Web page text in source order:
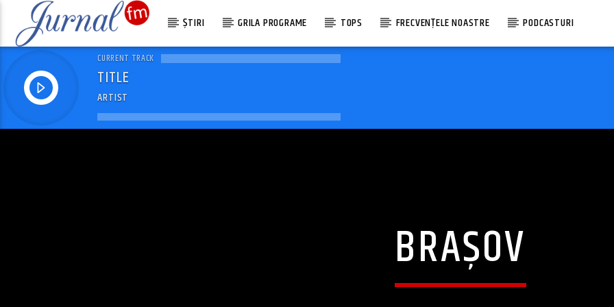
ȘTIRI GRILA PROGRAME TOPS FRECVENȚELE NOASTRE PODCASTURI
CURRENT TRACK
TITLE
ARTIST
BRAȘOV